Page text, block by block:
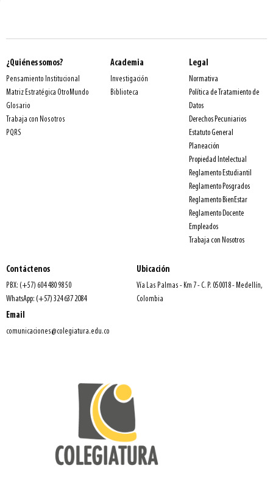
¿Quiénes somos?
Pensamiento Institucional
Matriz Estratégica OtroMundo
Glosario
Trabaja con Nosotros
PQRS
Academia
Investigación
Biblioteca
Legal
Normativa
Política de Tratamiento de
Datos
Derechos Pecuniarios
Estatuto General
Planeación
Propiedad Intelectual
Reglamento Estudiantil
Reglamento Posgrados
Reglamento BienEstar
Reglamento Docente
Empleados
Trabaja con Nosotros
Contáctenos
PBX: (+57) 604 480 98 50
WhatsApp: (+57) 324 637 2084
Email
comunicaciones@colegiatura.edu.co
Ubicación
Vía Las Palmas - Km 7 - C. P. 050018 - Medellín,
Colombia